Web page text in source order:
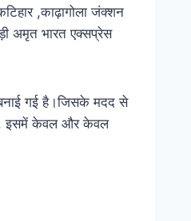
,काढ़ागोला जंक्शन
अमृत भारत एक्सप्रेस
गई है।जिसके मदद से
है, इसमें केवल और केवल